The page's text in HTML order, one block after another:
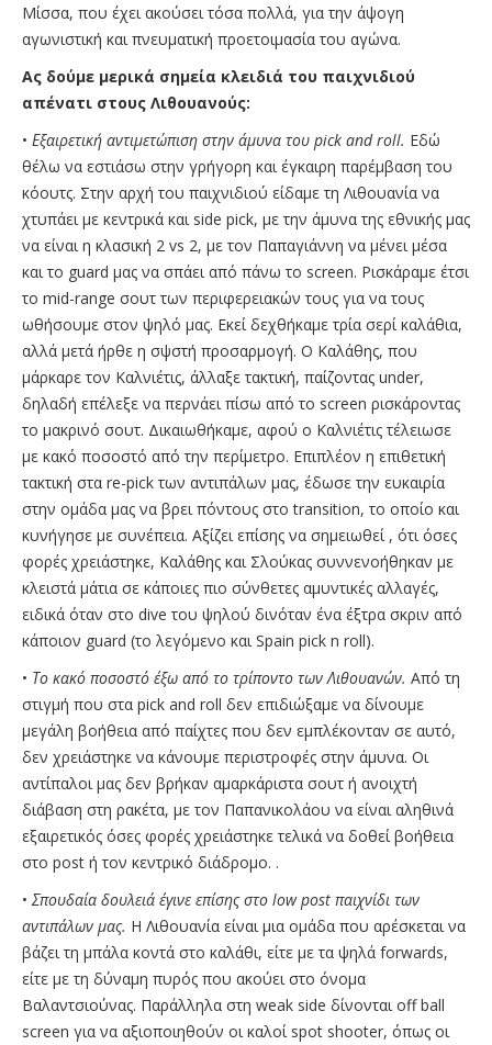
Μίσσα, που έχει ακούσει τόσα πολλά, για την άψογη
αγωνιστική και πνευματική προετοιμασία του αγώνα.
Ας δούμε μερικά σημεία κλειδιά του παιχνιδιού
απένατι στους Λιθουανούς:
• Εξαιρετική αντιμετώπιση στην άμυνα του pick and roll. Εδώ
θέλω να εστιάσω στην γρήγορη και έγκαιρη παρέμβαση του
κόουτς. Στην αρχή του παιχνιδιού είδαμε τη Λιθουανία να
χτυπάει με κεντρικά και side pick, με την άμυνα της εθνικής μας
να είναι η κλασική 2 vs 2, με τον Παπαγιάννη να μένει μέσα
και το guard μας να σπάει από πάνω το screen. Ρισκάραμε έτσι
το mid-range σουτ των περιφερειακών τους για να τους
ωθήσουμε στον ψηλό μας. Εκεί δεχθήκαμε τρία σερί καλάθια,
αλλά μετά ήρθε η σψστή προσαρμογή. Ο Καλάθης, που
μάρκαρε τον Καλνιέτις, άλλαξε τακτική, παίζοντας under,
δηλαδή επέλεξε να περνάει πίσω από το screen ρισκάροντας
το μακρινό σουτ. Δικαιωθήκαμε, αφού ο Καλνιέτις τέλειωσε
με κακό ποσοστό από την περίμετρο. Επιπλέον η επιθετική
τακτική στα re-pick των αντιπάλων μας, έδωσε την ευκαιρία
στην ομάδα μας να βρει πόντους στο transition, το οποίο και
κυνήγησε με συνέπεια. Αξίζει επίσης να σημειωθεί , ότι όσες
φορές χρειάστηκε, Καλάθης και Σλούκας συννενοήθηκαν με
κλειστά μάτια σε κάποιες πιο σύνθετες αμυντικές αλλαγές,
ειδικά όταν στο dive του ψηλού δινόταν ένα έξτρα σκριν από
κάποιον guard (το λεγόμενο και Spain pick n roll).
• Το κακό ποσοστό έξω από το τρίποντο των Λιθουανών. Από τη
στιγμή που στα pick and roll δεν επιδιώξαμε να δίνουμε
μεγάλη βοήθεια από παίχτες που δεν εμπλέκονταν σε αυτό,
δεν χρειάστηκε να κάνουμε περιστροφές στην άμυνα. Οι
αντίπαλοι μας δεν βρήκαν αμαρκάριστα σουτ ή ανοιχτή
διάβαση στη ρακέτα, με τον Παπανικολάου να είναι αληθινά
εξαιρετικός όσες φορές χρειάστηκε τελικά να δοθεί βοήθεια
στο post ή τον κεντρικό διάδρομο. .
• Σπουδαία δουλειά έγινε επίσης στο low post παιχνίδι των
αντιπάλων μας. Η Λιθουανία είναι μια ομάδα που αρέσκεται να
βάζει τη μπάλα κοντά στο καλάθι, είτε με τα ψηλά forwards,
είτε με τη δύναμη πυρός που ακούει στο όνομα
Βαλαντσιούνας. Παράλληλα στη weak side δίνονται off ball
screen για να αξιοποιηθούν οι καλοί spot shooter, όπως οι